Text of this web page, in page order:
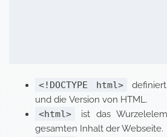
<!DOCTYPE html>
und die Version von HTML.
<html>
ist das
gesamten Inhalt der Webseite.